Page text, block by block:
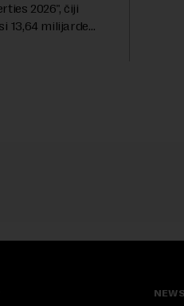
2026", čiji
13,64 milijarde